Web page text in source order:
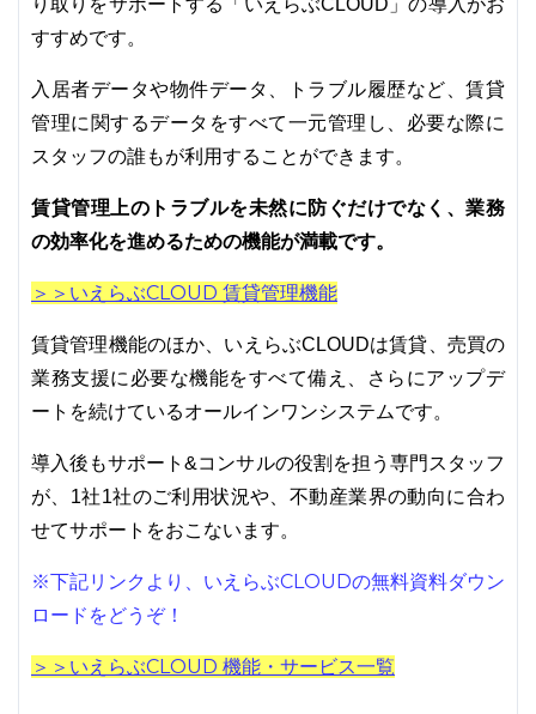
り取りをサポートする「いえらぶCLOUD」の導入がお
すすめです。
入居者データや物件データ、トラブル履歴など、賃貸
管理に関するデータをすべて一元管理し、必要な際に
スタッフの誰もが利用することができます。
賃貸管理上のトラブルを未然に防ぐだけでなく、業務
の効率化を進めるための機能が満載です。
＞＞いえらぶCLOUD 賃貸管理機能
賃貸管理機能のほか、いえらぶCLOUDは賃貸、売買の
業務支援に必要な機能をすべて備え、さらにアップデ
ートを続けているオールインワンシステムです。
導入後もサポート&コンサルの役割を担う専門スタッフ
が、1社1社のご利用状況や、不動産業界の動向に合わ
せてサポートをおこないます。
※下記リンクより、いえらぶCLOUDの無料資料ダウン
ロードをどうぞ！
＞＞いえらぶCLOUD 機能・サービス一覧